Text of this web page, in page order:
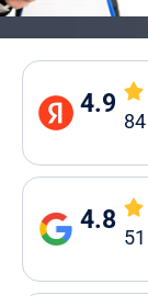
4.9
84
4.8
51